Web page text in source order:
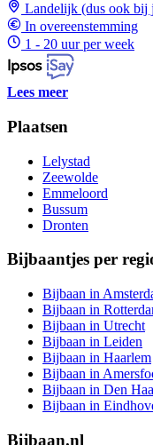
Landelijk (dus ook bij
In overeenstemming
1 - 20 uur per week
Lees meer
Plaatsen
Lelystad
Zeewolde
Emmeloord
Bussum
Dronten
Bijbaantjes per
Bijbaan in
Bijbaan in
Bijbaan in Utrecht
Bijbaan in Leiden
Bijbaan in Haarlem
Bijbaan in
Bijbaan in Den
Bijbaan in
Bijbaan.nl